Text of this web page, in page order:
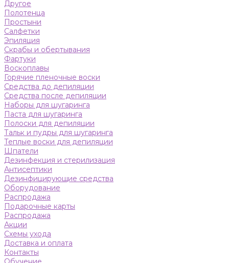
Другое
Полотенца
Простыни
Салфетки
Эпиляция
Скрабы и обертывания
Фартуки
Воскоплавы
Горячие пленочные воски
Средства до депиляции
Средства после депиляции
Наборы для шугаринга
Паста для шугаринга
Полоски для депиляции
Тальк и пудры для шугаринга
Теплые воски для депиляции
Шпатели
Дезинфекция и стерилизация
Антисептики
Дезинфицирующие средства
Оборудование
Распродажа
Подарочные карты
Распродажа
Акции
Схемы ухода
Доставка и оплата
Контакты